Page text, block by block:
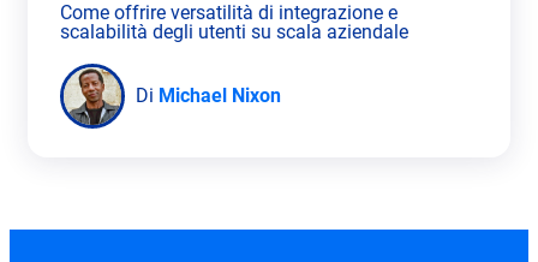
Come offrire versatilità di integrazione e
scalabilità degli utenti su scala aziendale
Di Michael Nixon